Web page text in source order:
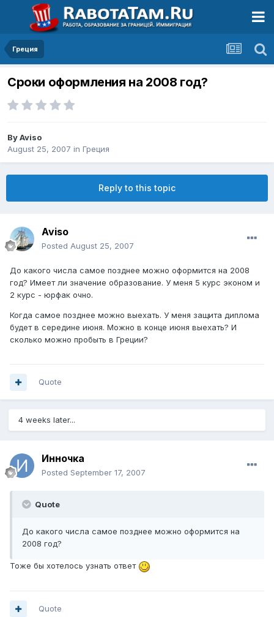
Греция
Сроки оформления на 2008 год?
ByAviso
August 25, 2007 in Греция
Reply to this topic
Aviso
Posted August 25, 2007
До какого числа самое позднее можно оформится на 2008
год? Имеет ли значение образование. У меня 5 курс эконом и
2 курс - юрфак очно.
Когда самое позднее можно выехать. У меня защита диплома
будет в середине июня. Можно в конце июня выехать? И
сколько можно пробыть в Греции?
Quote
4 weeks later...
Инночка
Posted September 17, 2007
Quote
До какого числа самое позднее можно оформится на
2008 год?
Тоже бы хотелось узнать ответ
Quote